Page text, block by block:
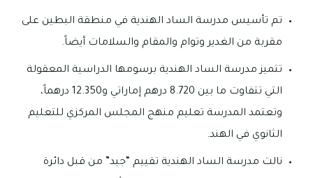
تم تأسيس مدرسة الساد الهندية في منطقة البطين على
مقربة من الغدير وتوام والمقام والسلامات أيضاً.
تتميز مدرسة الساد الهندية برسومها الدراسية المعقولة
التي تتفاوت ما بين 8.720 درهم إماراتي و12.350 درهماً،
وتعتمد المدرسة تعليم منهج المجلس المركزي للتعليم
الثانوي في الهند.
نالت مدرسة الساد الهندية تقييم “جيد” من قبل دائرة